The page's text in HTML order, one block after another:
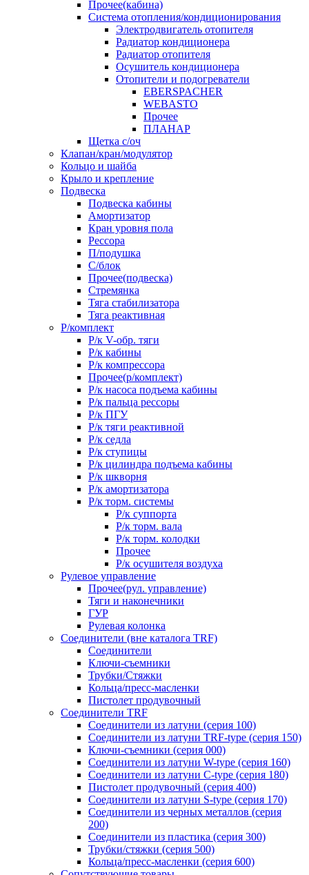
Прочее(кабина)
Система отопления/кондиционирования
Электродвигатель отопителя
Радиатор кондиционера
Радиатор отопителя
Осушитель кондиционера
Отопители и подогреватели
EBERSPACHER
WEBASTO
Прочее
ПЛАНАР
Щетка с/оч
Клапан/кран/модулятор
Кольцо и шайба
Крыло и крепление
Подвеска
Подвеска кабины
Амортизатор
Кран уровня пола
Рессора
П/подушка
С/блок
Прочее(подвеска)
Стремянка
Тяга стабилизатора
Тяга реактивная
Р/комплект
Р/к V-обр. тяги
Р/к кабины
Р/к компрессора
Прочее(р/комплект)
Р/к насоса подъема кабины
Р/к пальца рессоры
Р/к ПГУ
Р/к тяги реактивной
Р/к седла
Р/к ступицы
Р/к цилиндра подъема кабины
Р/к шкворня
Р/к амортизатора
Р/к торм. системы
Р/к суппорта
Р/к торм. вала
Р/к торм. колодки
Прочее
Р/к осушителя воздуха
Рулевое управление
Прочее(рул. управление)
Тяги и наконечники
ГУР
Рулевая колонка
Соединители (вне каталога TRF)
Соединители
Ключи-cъемники
Трубки/Стяжки
Кольца/пресс-масленки
Пистолет продувочный
Соединители TRF
Соединители из латуни (серия 100)
Соединители из латуни TRF-type (серия 150)
Ключи-съемники (серия 000)
Соединители из латуни W-type (серия 160)
Соединители из латуни С-type (серия 180)
Пистолет продувочный (серия 400)
Соединители из латуни S-type (серия 170)
Соединители из черных металлов (серия
200)
Соединители из пластика (серия 300)
Трубки/стяжки (серия 500)
Кольца/пресс-масленки (серия 600)